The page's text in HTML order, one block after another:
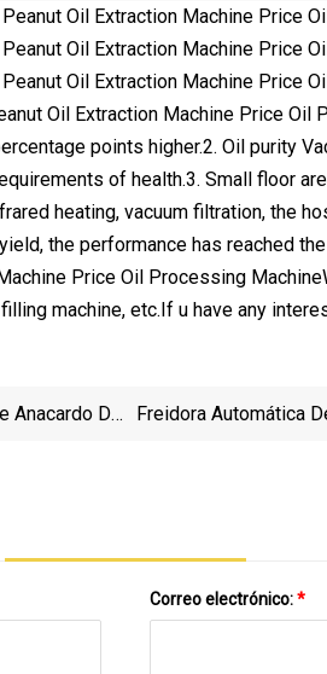
Oil Extraction Machine Price Oil
points higher.2. Oil purity
of health.3. Small floor
heating, vacuum filtration, the
the performance has reached
Price Oil Processing
machine, etc.If u have any
Anacardo De
Freidora Automática
Correo electrónico:*